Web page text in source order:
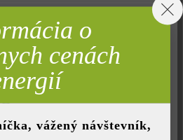
Neaktívne
o
cenách
vážený návštevník,